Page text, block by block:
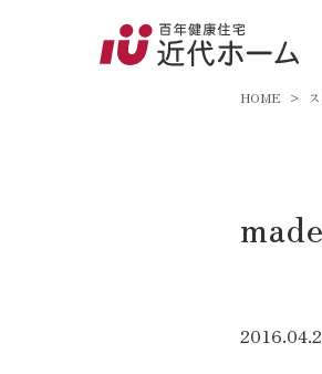
家づくりへの想い
HOME